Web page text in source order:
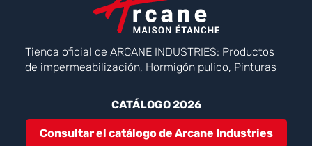
Tienda oficial de ARCANE INDUSTRIES: Productos
de impermeabilización, Hormigón pulido, Pinturas
CATÁLOGO 2026
Consultar el catálogo de Arcane Industries